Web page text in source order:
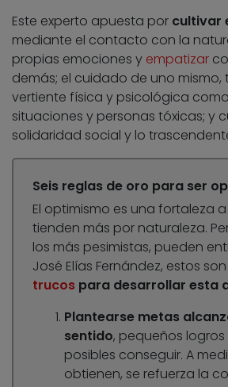
Este experto apuesta por cultivar
mediante el contacto con la
propias emociones y empatizar
demás; el cuidado de uno mismo,
vertiente física y psicológica
situaciones y personas tóxicas; y
solidaridad social y lo
Seis reglas de oro para ser
El optimismo es una fortaleza
tienden más por naturaleza.
los más pesimistas, pueden
José Elías Fernández, estos
trucos para desarrollar esta
Plantearse metas
sentido, pequeños
posibles conseguir. A
obtienen, se refuerza la